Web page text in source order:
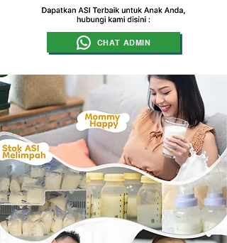
CHAT ADMIN